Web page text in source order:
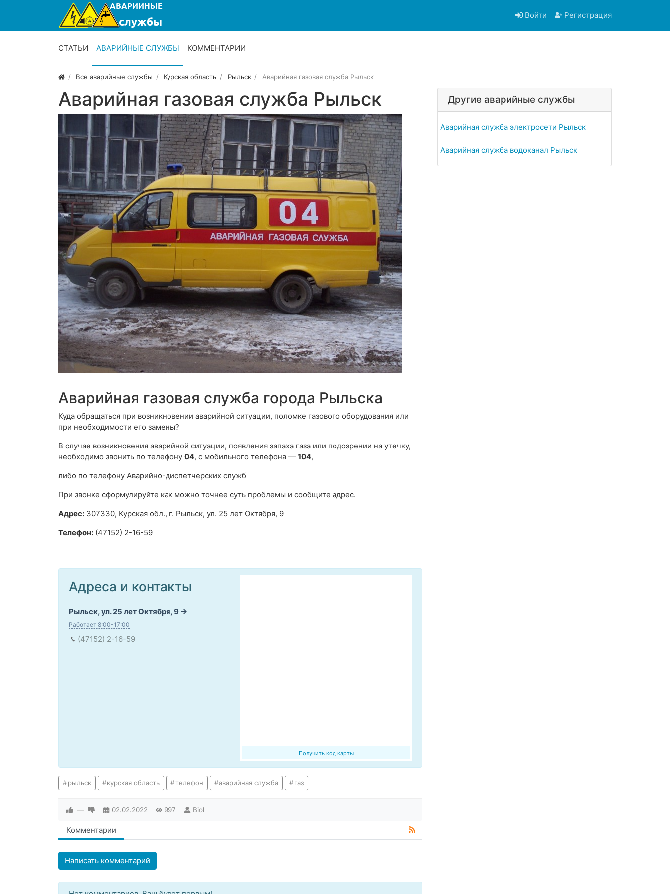
Войти Регистрация
СТАТЬИ АВАРИЙНЫЕ СЛУЖБЫ КОММЕНТАРИИ
Все аварийные службы Курская область Рыльск Аварийная газовая служба Рыльск
Аварийная газовая служба Рыльск
Аварийная газовая служба города Рыльска
Куда обращаться при возникновении аварийной ситуации, поломке газового оборудования или
при необходимости его замены?
В случае возникновения аварийной ситуации, появления запаха газа или подозрении на утечку,
необходимо звонить по телефону 04, с мобильного телефона — 104,
либо по телефону Аварийно-диспетчерских служб
При звонке сформулируйте как можно точнее суть проблемы и сообщите адрес.
Адрес: 307330, Курская обл., г. Рыльск, ул. 25 лет Октября, 9
Телефон: (47152) 2-16-59
Получить код карты
Адреса и контакты
Рыльск, ул. 25 лет Октября, 9
Работает 8:00-17:00
(47152) 2-16-59
рыльск курская область телефон аварийная служба газ
— 02.02.2022 997 Biol
Комментарии
Написать комментарий
Другие аварийные службы
Аварийная служба электросети Рыльск
Аварийная служба водоканал Рыльск